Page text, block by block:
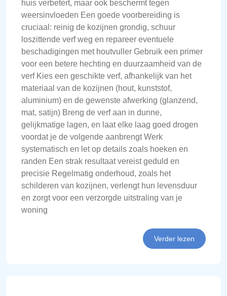
huis verbetert, maar ook beschermt tegen
weersinvloeden Een goede voorbereiding is
cruciaal: reinig de kozijnen grondig, schuur
loszittende verf weg en repareer eventuele
beschadigingen met houtvuller Gebruik een primer
voor een betere hechting en duurzaamheid van de
verf Kies een geschikte verf, afhankelijk van het
materiaal van de kozijnen (hout, kunststof,
aluminium) en de gewenste afwerking (glanzend,
mat, satijn) Breng de verf aan in dunne,
gelijkmatige lagen, en laat elke laag goed drogen
voordat je de volgende aanbrengt Werk
systematisch en let op details zoals hoeken en
randen Een strak resultaat vereist geduld en
precisie Regelmatig onderhoud, zoals het
schilderen van kozijnen, verlengt hun levensduur
en zorgt voor een verzorgde uitstraling van je
woning
Verder lezen